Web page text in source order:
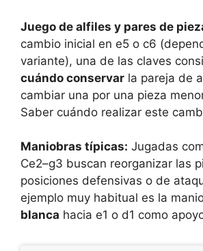
Juego de alfiles y pares de
cambio inicial en e5 o c6
variante), una de las claves
cuándo conservar la pareja de
cambiar una por una pieza
Saber cuándo realizar este
Maniobras típicas: Jugadas
Ce2–g3 buscan reorganizar las
posiciones defensivas o de
ejemplo muy habitual es la
blanca hacia e1 o d1 como